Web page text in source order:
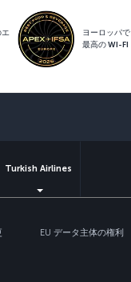
エ
ヨーロッパで
最高の WI-FI
Turkish Airlines
EU データ主体の権利